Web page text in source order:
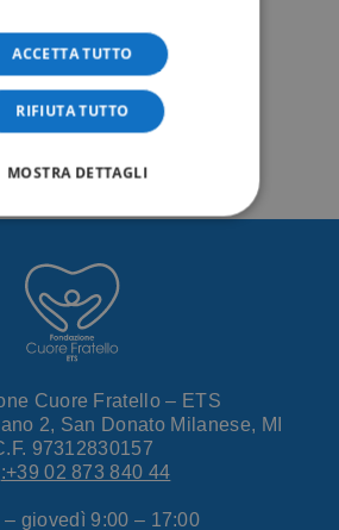
Cuore Fratello – ETS
2, San Donato Milanese, MI
97312830157
:+39 02 873 840 44
– giovedì 9:00 – 17:00
ACCETTA TUTTO
RIFIUTA TUTTO
MOSTRA DETTAGLI